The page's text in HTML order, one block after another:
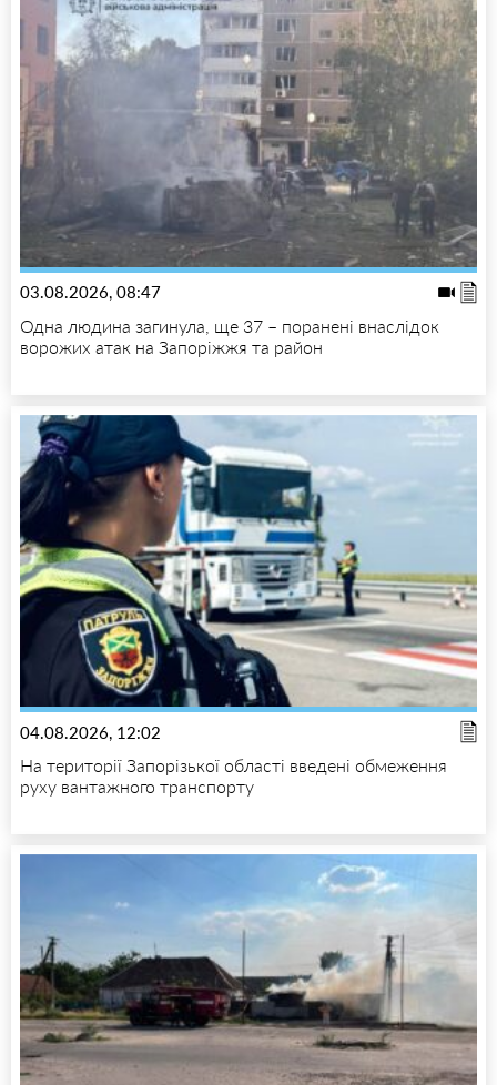
03.08.2026, 08:47
Одна людина загинула, ще 37 – поранені внаслідок
ворожих атак на Запоріжжя та район
04.08.2026, 12:02
На території Запорізької області введені обмеження
руху вантажного транспорту